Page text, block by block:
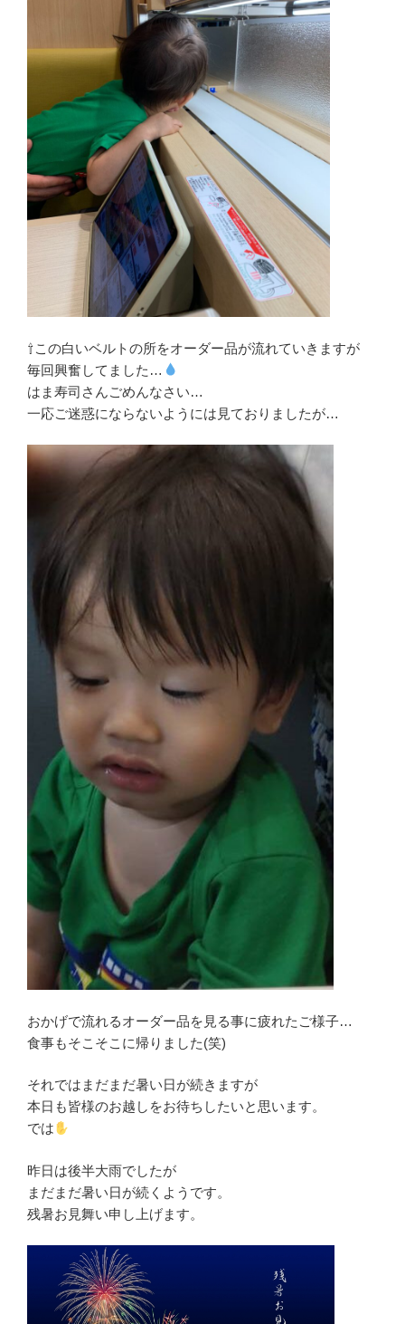
⇧この白いベルトの所をオーダー品が流れていきますが
毎回興奮してました…
はま寿司さんごめんなさい…
一応ご迷惑にならないようには見ておりましたが…
おかげで流れるオーダー品を見る事に疲れたご様子…
食事もそこそこに帰りました(笑)
それではまだまだ暑い日が続きますが
本日も皆様のお越しをお待ちしたいと思います。
では
昨日は後半大雨でしたが
まだまだ暑い日が続くようです。
残暑お見舞い申し上げます。